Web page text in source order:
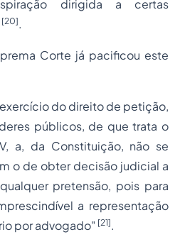
dirigida a certas
[20].
já pacificou este
do direito de petição,
públicos, de que trata o
a, da Constituição, não se
o de obter decisão judicial a
pretensão, pois para
a representação
por advogado" [21].